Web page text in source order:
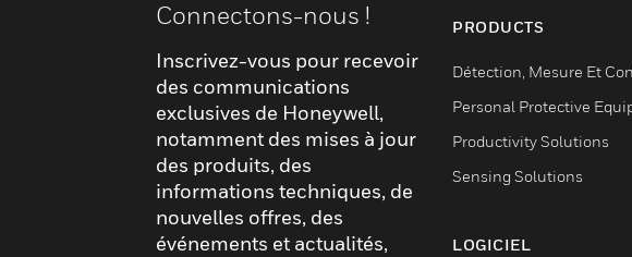
Connectons-nous !
Inscrivez-vous pour recevoir
des communications
exclusives de Honeywell,
notamment des mises à jour
des produits, des
informations techniques, de
nouvelles offres, des
événements et actualités,
PRODUCTS
Détection, Mesure Et
Personal Protective
Productivity Solutions
Sensing Solutions
LOGICIEL